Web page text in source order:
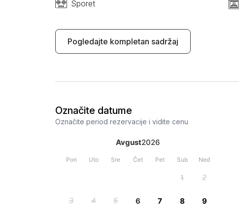
Šporet
Pogledajte kompletan sadržaj
Označite datume
Označite period rezervacije i vidite cenu